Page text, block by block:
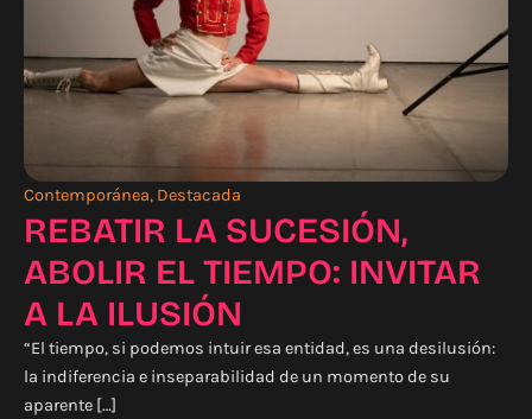
Contemporánea, Destacada
REBATIR LA SUCESIÓN,
ABOLIR EL TIEMPO: INVITAR
A LA ILUSIÓN
“El tiempo, si podemos intuir esa entidad, es una desilusión:
la indiferencia e inseparabilidad de un momento de su
aparente […]